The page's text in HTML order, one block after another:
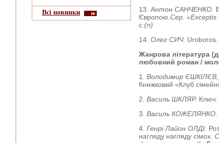
Всі новинки
13. Антон САНЧЕНКО.
Європою. Сер.
с.(п)
14. Олег СИЧ.
Жанрова література
любовний роман /
1. Володимир
Книжковий «Клуб
2. Василь ШКЛЯР. Ключ.
3. Василь КОЖЕЛЯНКО.
4. Генрі Лайон ОЛДІ.
нагляду нагляду сімох.